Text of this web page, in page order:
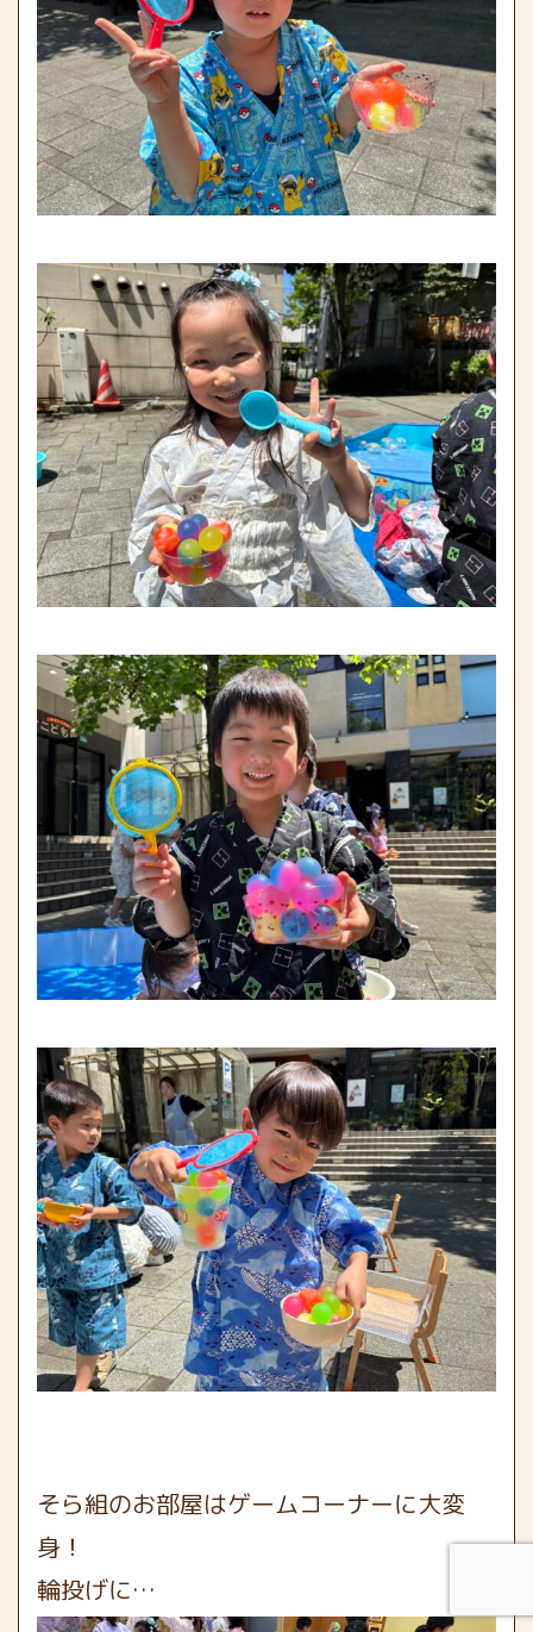
そら組のお部屋はゲームコーナーに大変
身！
輪投げに…